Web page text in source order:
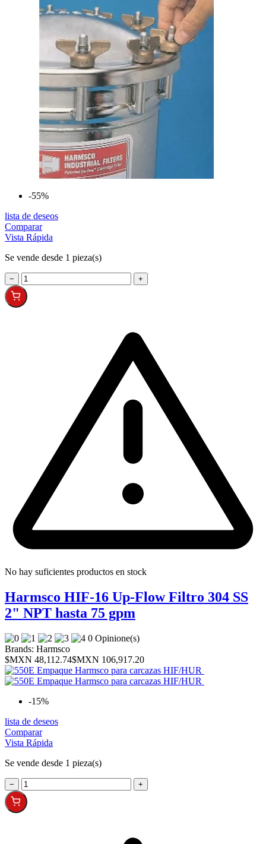
-55%
lista de deseos
Comparar
Vista Rápida
Se vende desde 1 pieza(s)
− +
No hay suficientes productos en stock
Harmsco HIF-16 Up-Flow Filtro 304 SS
2" NPT hasta 75 gpm
0 Opinione(s)
Brands: Harmsco
$MXN 48,112.74$MXN 106,917.20
-15%
lista de deseos
Comparar
Vista Rápida
Se vende desde 1 pieza(s)
− +